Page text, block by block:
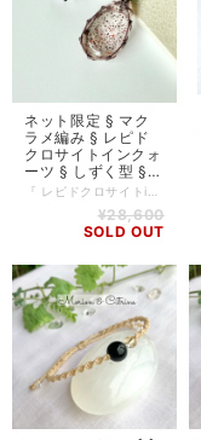
ネット限定 § マク
ラメ編み § レピド
クロサイトインクォ
ーツ § しずく型 §
マクラメペンダント
¥28,600
SOLD OUT